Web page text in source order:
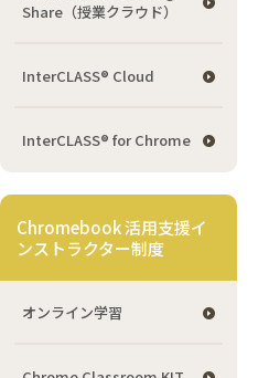
Share（授業クラウド）
InterCLASS® Cloud
InterCLASS®︎ for Chrome
Chromebook 活用支援イ
ンストラクター制度
オンライン学習